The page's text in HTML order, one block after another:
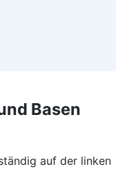
Basen
auf der linken